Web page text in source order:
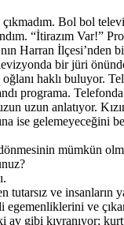
Bol bol
“İtirazım Var!”
Harran İlçesi’nden
bir jüri önünde
oğlanı haklı buluyor.
programa.
uzun anlatıyor.
ise gelemeyeceğini
mümkün
ve insanların
ve
av gibi kıvranıyor;